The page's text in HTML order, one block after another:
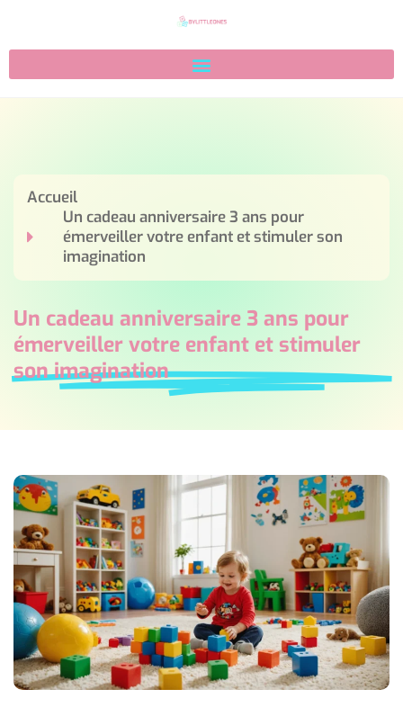
Accueil
Un cadeau anniversaire 3 ans pour
émerveiller votre enfant et stimuler son
imagination
Un cadeau anniversaire 3 ans pour
émerveiller votre enfant et stimuler
son imagination